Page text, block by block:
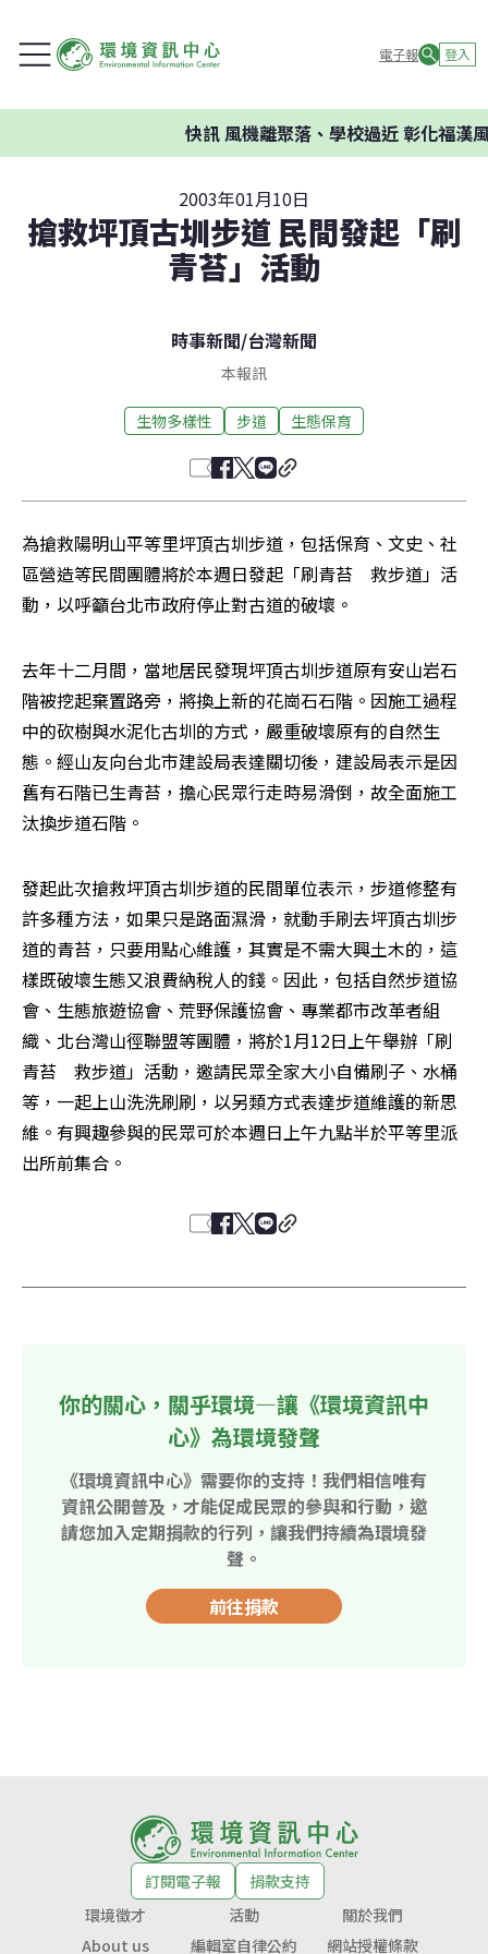
電子報 登入
快訊風機離聚落、學校過近 彰化福漢
2003年01月10日
搶救坪頂古圳步道 民間發起「刷
青苔」活動
時事新聞/台灣新聞
本報訊
生物多樣性 步道 生態保育
為搶救陽明山平等里坪頂古圳步道，包括保育、文史、社
區營造等民間團體將於本週日發起「刷青苔　救步道」活
動，以呼籲台北市政府停止對古道的破壞。
去年十二月間，當地居民發現坪頂古圳步道原有安山岩石
階被挖起棄置路旁，將換上新的花崗石石階。因施工過程
中的砍樹與水泥化古圳的方式，嚴重破壞原有的自然生
態。經山友向台北市建設局表達關切後，建設局表示是因
舊有石階已生青苔，擔心民眾行走時易滑倒，故全面施工
汰換步道石階。
發起此次搶救坪頂古圳步道的民間單位表示，步道修整有
許多種方法，如果只是路面濕滑，就動手刷去坪頂古圳步
道的青苔，只要用點心維護，其實是不需大興土木的，這
樣既破壞生態又浪費納稅人的錢。因此，包括自然步道協
會、生態旅遊協會、荒野保護協會、專業都市改革者組
織、北台灣山徑聯盟等團體，將於1月12日上午舉辦「刷
青苔　救步道」活動，邀請民眾全家大小自備刷子、水桶
等，一起上山洗洗刷刷，以另類方式表達步道維護的新思
維。有興趣參與的民眾可於本週日上午九點半於平等里派
出所前集合。
你的關心，關乎環境—讓《環境資訊中
心》為環境發聲
《環境資訊中心》需要你的支持！我們相信唯有
資訊公開普及，才能促成民眾的參與和行動，邀
請您加入定期捐款的行列，讓我們持續為環境發
聲。
前往捐款
訂閱電子報
捐款支持
環境徵才
活動
關於我們
About us
編輯室自律公約 網站授權條款